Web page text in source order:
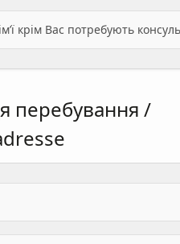
перебування /